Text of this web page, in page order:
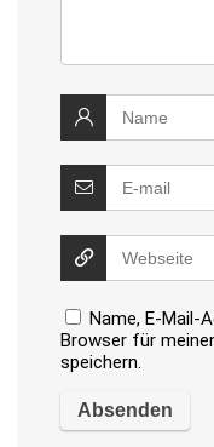
Name, E-Mail-
Browser für
speichern.